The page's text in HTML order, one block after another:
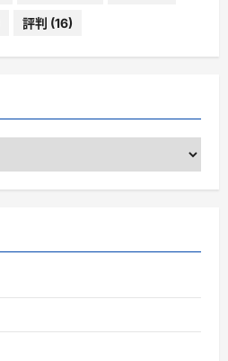
評判 (16)